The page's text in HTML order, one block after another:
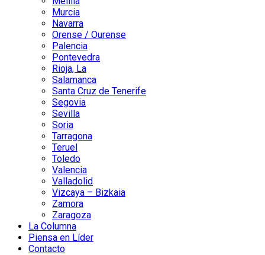
Murcia
Navarra
Orense / Ourense
Palencia
Pontevedra
Rioja, La
Salamanca
Santa Cruz de Tenerife
Segovia
Sevilla
Soria
Tarragona
Teruel
Toledo
Valencia
Valladolid
Vizcaya – Bizkaia
Zamora
Zaragoza
La Columna
Piensa en Líder
Contacto